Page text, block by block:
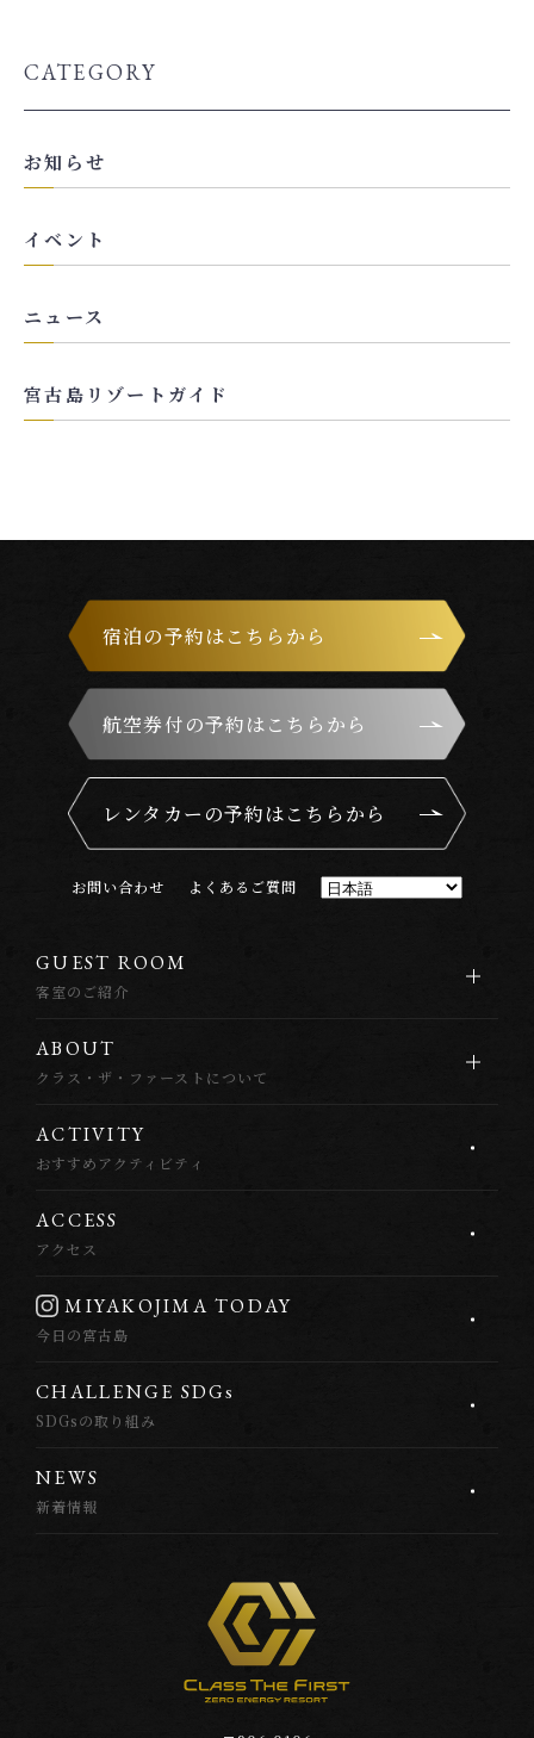
CATEGORY
お知らせ
イベント
ニュース
宮古島リゾートガイド
GUEST ROOM
客室のご紹介
ABOUT
クラス・ザ・ファーストについて
ACTIVITY
おすすめアクティビティ
ACCESS
アクセス
MIYAKOJIMA TODAY
今日の宮古島
CHALLENGE SDGs
SDGsの取り組み
NEWS
新着情報
宿泊の予約はこちらから
航空券付の予約はこちらから
レンタカーの予約はこちらから
お問い合わせ よ く あ る ご質問